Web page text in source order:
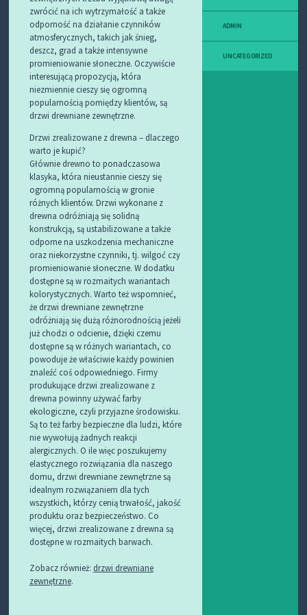
zwrócić na ich wytrzymałość a także
odporność na działanie czynników
atmosferycznych, takich jak śnieg,
deszcz, grad a także intensywne
promieniowanie słoneczne. Oczywiście
interesującą propozycją, która
niezmiennie cieszy się ogromną
popularnością pomiędzy klientów, są
drzwi drewniane zewnętrzne.
Drzwi zrealizowane z drewna – dlaczego
warto je kupić?
Głównie drewno to ponadczasowa
klasyka, która nieustannie cieszy się
ogromną popularnością w gronie
różnych klientów. Drzwi wykonane z
drewna odróżniają się solidną
konstrukcją, są ustabilizowane a także
odporne na uszkodzenia mechaniczne
oraz niekorzystne czynniki, tj. wilgoć czy
promieniowanie słoneczne. W dodatku
dostępne są w rozmaitych wariantach
kolorystycznych. Warto też wspomnieć,
że drzwi drewniane zewnętrzne
odróżniają się dużą różnorodnością jeżeli
już chodzi o odcienie, dzięki czemu
dostępne są w różnych wariantach, co
powoduje że właściwie każdy powinien
znaleźć coś odpowiedniego. Firmy
produkujące drzwi zrealizowane z
drewna powinny używać farby
ekologiczne, czyli przyjazne środowisku.
Są to też farby bezpieczne dla ludzi, które
nie wywołują żadnych reakcji
alergicznych. O ile więc poszukujemy
elastycznego rozwiązania dla naszego
domu, drzwi drewniane zewnętrzne są
idealnym rozwiązaniem dla tych
wszystkich, którzy cenią trwałość, jakość
produktu oraz bezpieczeństwo. Co
więcej, drzwi zrealizowane z drewna są
dostępne w rozmaitych barwach.
Zobacz również: drzwi drewniane
zewnętrzne.
ADMIN
UNCATEGORIZED